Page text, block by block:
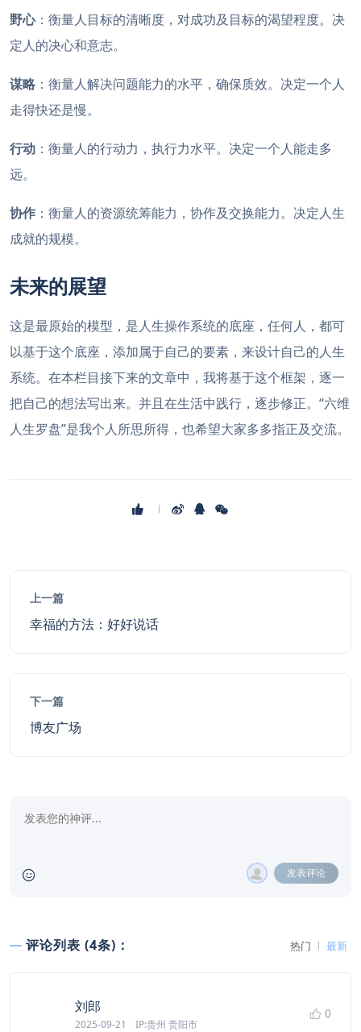
野心：衡量人目标的清晰度，对成功及目标的渴望程度。决
定人的决心和意志。
谋略 ：衡量人解决问题能力的水平，确保质效。决定一个人
走得快还是慢。
行动 ：衡量人的行动力，执行力水平。决定一个人能走多
远。
协作 ：衡量人的资源统筹能力，协作及交换能力。决定人生
成就的规模。
未来的展望
这是最原始的模型，是人生操作系统的底座，任何人，都可
以基于这个底座，添加属于自己的要素，来设计自己的人生
系统。在本栏目接下来的文章中，我将基于这个框架，逐一
把自己的想法写出来。并且在生活中践行，逐步修正。“六维
人生罗盘”是我个人所思所得，也希望大家多多指正及交流。
上一篇
幸福的方法：好好说话
下一篇
博友广场
发表评论
评论列表 (4条)： 热门 最新
0
刘郎
2025-09-21 IP:贵州 贵阳市